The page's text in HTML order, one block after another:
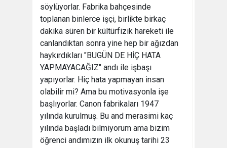
söylüyorlar. Fabrika bahçesinde
toplanan binlerce işçi, birlikte birkaç
dakika süren bir kültürfizik hareketi ile
canlandıktan sonra yine hep bir ağızdan
haykırdıkları "BUGÜN DE HİÇ HATA
YAPMAYACAĞIZ" andı ile işbaşı
yapıyorlar. Hiç hata yapmayan insan
olabilir mi? Ama bu motivasyonla işe
başlıyorlar. Canon fabrikaları 1947
yılında kurulmuş. Bu and merasimi kaç
yılında başladı bilmiyorum ama bizim
öğrenci andımızın ilk okunuş tarihi 23